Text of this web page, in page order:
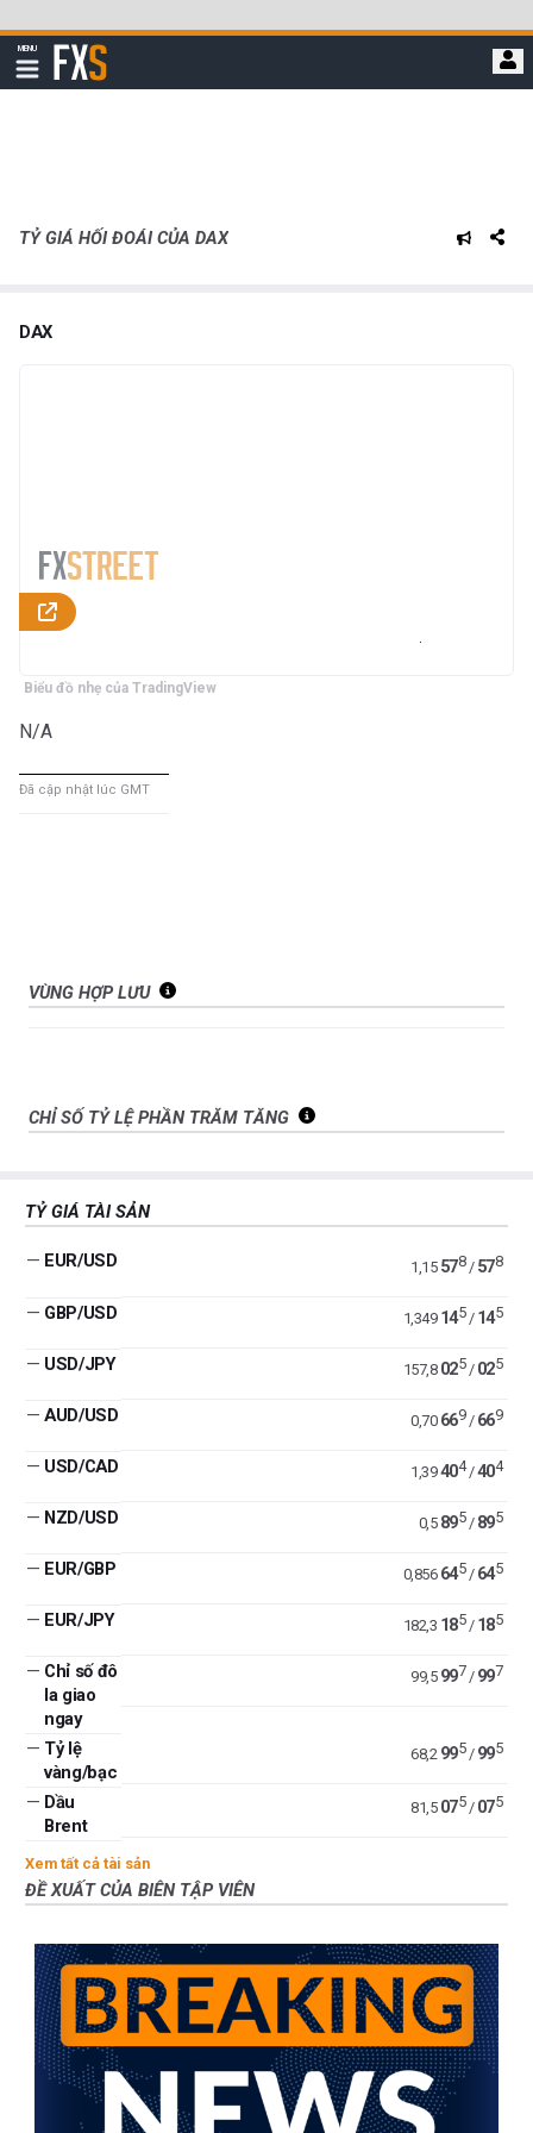
qua
đi
MENU
Hiển
thị
FXStreet
TỶ GIÁ HỐI ĐOÁI CỦA DAX
DAX
Biểu đồ nhẹ của TradingView
N/A
Đã cập nhật lúc GMT
VÙNG HỢP LƯU
CHỈ SỐ TỶ LỆ PHẦN TRĂM TĂNG
TỶ GIÁ TÀI SẢN
— EUR/USD 1,15 578/ 578
— GBP/USD 1,349 145/ 145
— USD/JPY 157,8 025/ 025
— AUD/USD 0,70 669/ 669
— USD/CAD 1,39 404/404
— NZD/USD 0,5 895/ 895
— EUR/GBP 0,856 645/ 645
— EUR/JPY 182,3 185/ 185
— Chỉ số đô
la giao
ngay
99,5 997 / 997
— Tỷ lệ
vàng/bạc
68,2 995/ 995
— Dầu
Brent
81,5 075/ 075
Xem tất cả tài sản
ĐỀ XUẤT CỦA BIÊN TẬP VIÊN